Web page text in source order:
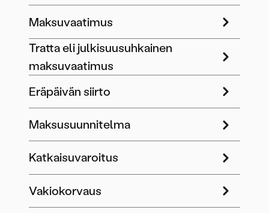
Maksuvaatimus
Tratta eli julkisuusuhkainen
maksuvaatimus
Eräpäivän siirto
Maksusuunnitelma
Katkaisuvaroitus
Vakiokorvaus